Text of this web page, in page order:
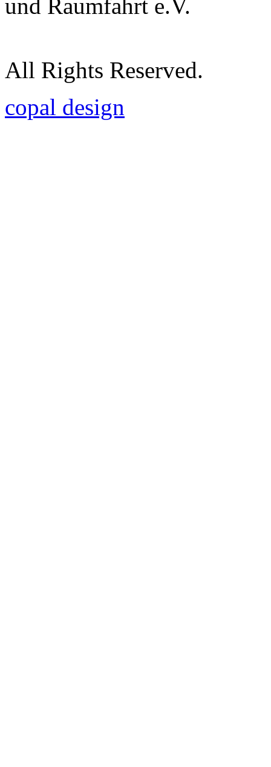
und Raumfahrt e.V.
All Rights Reserved.
copal design